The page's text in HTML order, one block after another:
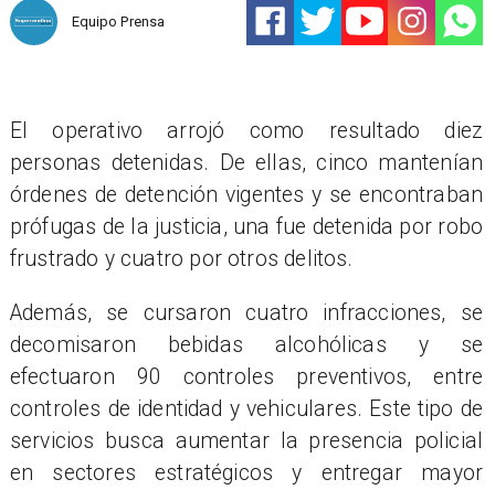
Equipo Prensa
​El operativo arrojó como resultado diez
personas detenidas. De ellas, cinco mantenían
órdenes de detención vigentes y se encontraban
prófugas de la justicia, una fue detenida por robo
frustrado y cuatro por otros delitos.
Además, se cursaron cuatro infracciones, se
decomisaron bebidas alcohólicas y se
efectuaron 90 controles preventivos, entre
controles de identidad y vehiculares. Este tipo de
servicios busca aumentar la presencia policial
en sectores estratégicos y entregar mayor